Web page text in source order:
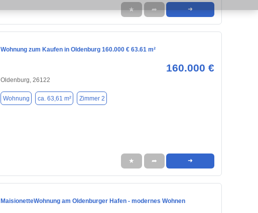
★ ➦ ➜
Wohnung zum Kaufen in Oldenburg 160.000 € 63.61 m²
160.000 €
Oldenburg, 26122
Wohnung ca. 63,61 m² Zimmer 2
★ ➦ ➜
MaisionetteWohnung am Oldenburger Hafen - modernes Wohnen